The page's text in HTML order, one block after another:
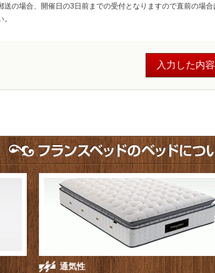
送の場合、開催日の3日前までの受付となりますので直前の場
。
通気性